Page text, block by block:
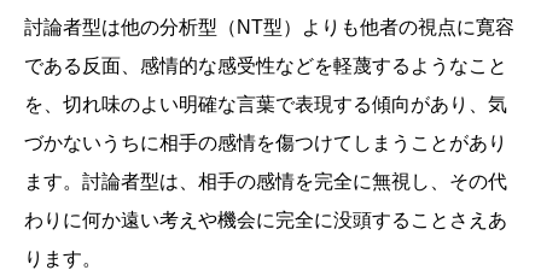
討論者型は他の分析型（NT型）よりも他者の視点に寛容
である反面、感情的な感受性などを軽蔑するようなこと
を、切れ味のよい明確な言葉で表現する傾向があり、気
づかないうちに相手の感情を傷つけてしまうことがあり
ます。討論者型は、相手の感情を完全に無視し、その代
わりに何か遠い考えや機会に完全に没頭することさえあ
ります。